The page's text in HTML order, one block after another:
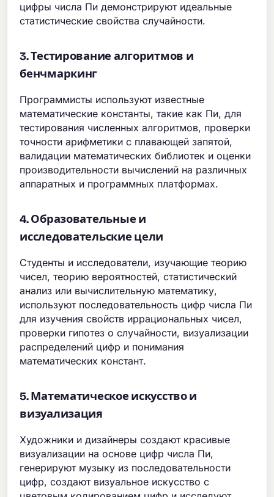
цифры числа Пи демонстрируют идеальные
статистические свойства случайности.
3. Тестирование алгоритмов и
бенчмаркинг
Программисты используют известные
математические константы, такие как Пи, для
тестирования численных алгоритмов, проверки
точности арифметики с плавающей запятой,
валидации математических библиотек и оценки
производительности вычислений на различных
аппаратных и программных платформах.
4. Образовательные и
исследовательские цели
Студенты и исследователи, изучающие теорию
чисел, теорию вероятностей, статистический
анализ или вычислительную математику,
используют последовательность цифр числа Пи
для изучения свойств иррациональных чисел,
проверки гипотез о случайности, визуализации
распределений цифр и понимания
математических констант.
5. Математическое искусство и
визуализация
Художники и дизайнеры создают красивые
визуализации на основе цифр числа Пи,
генерируют музыку из последовательности
цифр, создают визуальное искусство с